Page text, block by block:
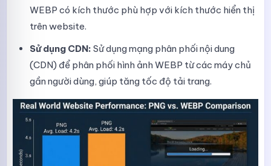
WEBP có kích thước phù hợp với kích thước hiển thị
trên website.
Sử dụng CDN: Sử dụng mạng phân phối nội dung
(CDN) để phân phối hình ảnh WEBP từ các máy chủ
gần người dùng, giúp tăng tốc độ tải trang.